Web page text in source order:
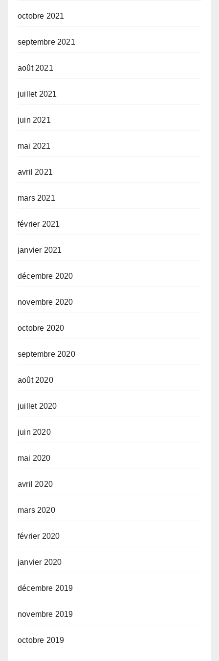
octobre 2021
septembre 2021
août 2021
juillet 2021
juin 2021
mai 2021
avril 2021
mars 2021
février 2021
janvier 2021
décembre 2020
novembre 2020
octobre 2020
septembre 2020
août 2020
juillet 2020
juin 2020
mai 2020
avril 2020
mars 2020
février 2020
janvier 2020
décembre 2019
novembre 2019
octobre 2019